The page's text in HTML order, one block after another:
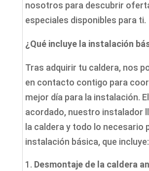
nosotros para descubrir
especiales disponibles para ti.
¿Qué incluye la instalación
Tras adquirir tu caldera, nos
en contacto contigo para
mejor día para la instalación.
acordado, nuestro instalador
la caldera y todo lo necesario
instalación básica, que incluye:
Desmontaje de la caldera